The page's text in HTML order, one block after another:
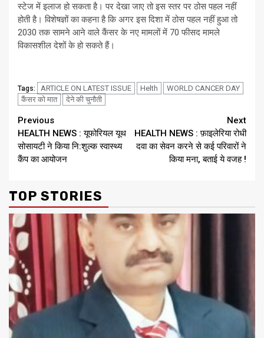
स्टेज में इलाज हो सकता है। पर देखा जाए तो इस स्तर पर ठोस पहल नहीं
होती है। विशेषज्ञों का कहना है कि अगर इस दिशा में ठोस पहल नहीं हुआ तो
2030 तक सामने आने वाले कैंसर के नए मामलों में 70 फीसद मामले
विकासशील देशों के हो सकते हैं।
Tags: ARTICLE ON LATEST ISSUE Helth
WORLD CANCER DAY
कैंसर को मात
देने की चुनौती
Continue
Reading
Previous
HEALTH NEWS : यूफोरियल यूथ
सोसायटी ने किया नि:शुल्क स्वास्थ्य
कैंप का आयोजन
Next
HEALTH NEWS : फ़ाइलेरिया रोधी
दवा का सेवन करने से कई परिवारों ने
किया मना, बताई ये वजह !
TOP STORIES